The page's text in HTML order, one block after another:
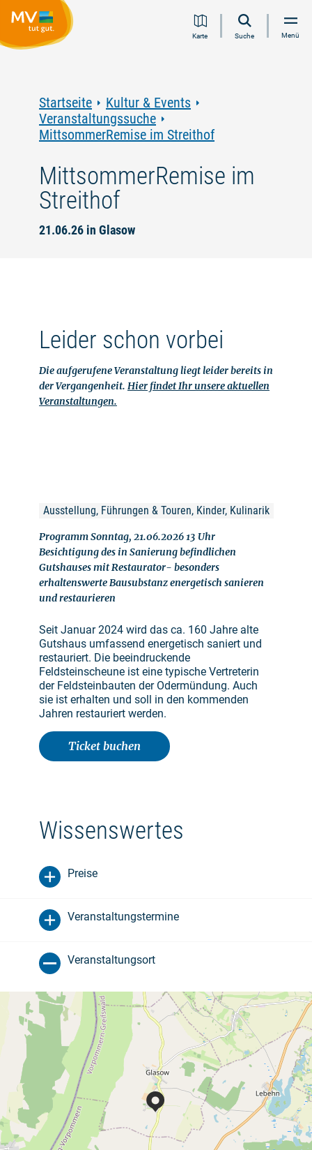
Inhalt
Navigation
Volltextsuche
FooterKarte Suche Menü
Startseite
Kultur & Events
Veranstaltungssuche
MittsommerRemise im Streithof
MittsommerRemise im
Streithof
21.06.26 in Glasow
Leider schon vorbei
Die aufgerufene Veranstaltung liegt leider bereits in
der Vergangenheit. Hier findet Ihr unsere aktuellen
Veranstaltungen.
Ausstellung, Führungen & Touren, Kinder, Kulinarik
Programm Sonntag, 21.06.2026 13 Uhr
Besichtigung des in Sanierung befindlichen
Gutshauses mit Restaurator- besonders
erhaltenswerte Bausubstanz energetisch sanieren
und restaurieren
Seit Januar 2024 wird das ca. 160 Jahre alte
Gutshaus umfassend energetisch saniert und
restauriert. Die beeindruckende
Feldsteinscheune ist eine typische Vertreterin
der Feldsteinbauten der Odermündung. Auch
sie ist erhalten und soll in den kommenden
Jahren restauriert werden.
Ticket buchen
Wissenswertes
Preise
Veranstaltungstermine
Veranstaltungsort